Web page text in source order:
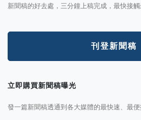
新聞稿的好去處，三分鐘上稿完成，最快接觸
刊登新聞稿
立即購買新聞稿曝光
發一篇新聞稿透通到各大媒體的最快速、最便